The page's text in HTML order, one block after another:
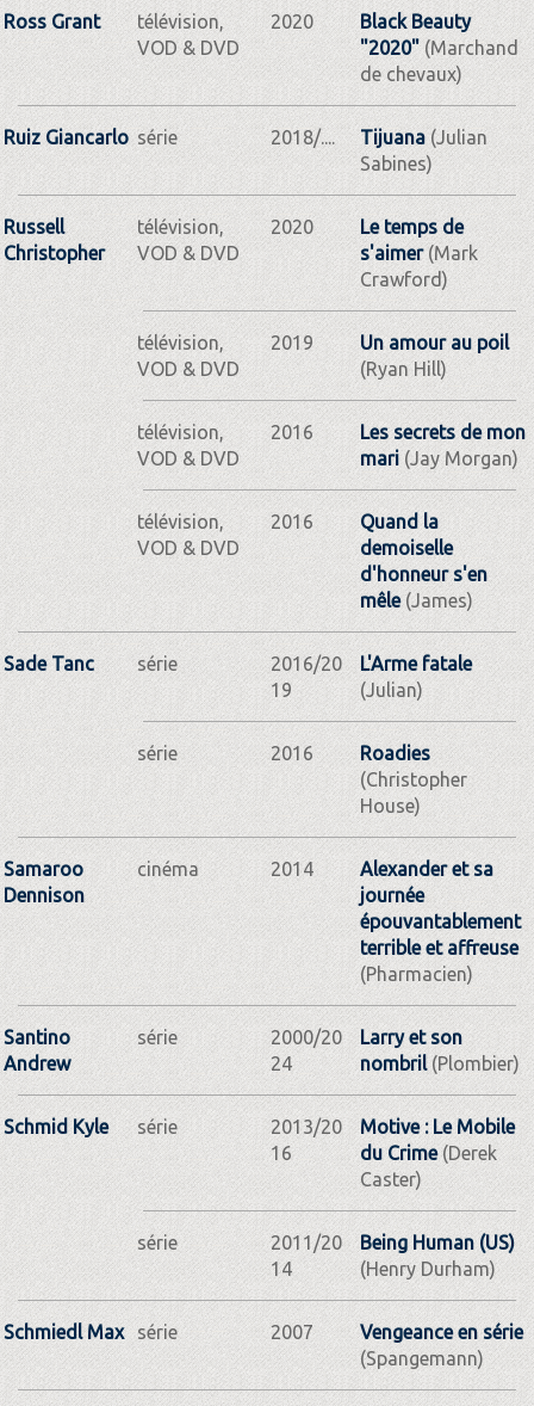
Ross Grant
télévision,
VOD & DVD
2020
Black Beauty
"2020"(Marchand
de chevaux)
Ruiz Giancarlo série 2018/.... Tijuana(Julian
Sabines)
Russell
Christopher
télévision,
VOD & DVD
2020
Le temps de
s'aimer(Mark
Crawford)
télévision,
VOD & DVD
2019
Un amour au poil
(Ryan Hill)
télévision,
VOD & DVD
2016
Les secrets de mon
mari(Jay Morgan)
télévision,
VOD & DVD
2016
Quand la
demoiselle
d'honneur s'en
mêle(James)
Sade Tanc série
2016/20
19
L'Arme fatale
(Julian)
série 2016
Roadies
(Christopher
House)
Samaroo
Dennison
cinéma 2014
Alexander et sa
journée
épouvantablement
terrible et affreuse
(Pharmacien)
Santino
Andrew
série
2000/20
24
Larry et son
nombril(Plombier)
Schmid Kyle série
2013/20
16
Motive : Le Mobile
du Crime(Derek
Caster)
série
2011/20
14
Being Human (US)
(Henry Durham)
Schmiedl Max série 2007
Vengeance en série
(Spangemann)